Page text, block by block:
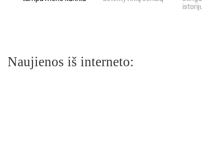
istorijų
Naujienos iš interneto: